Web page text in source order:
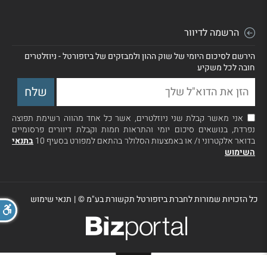
הרשמה לדיוור
הירשם לסיכום היומי של שוק ההון ולמבזקים של ביזפורטל - ניוזלטרים
חובה לכל משקיע
אני מאשר קבלת שני ניוזלטרים, אשר כל אחד מהווה רשימת תפוצה
נפרדת, בנושאים סיכום יומי והתראות חמות וקבלת דיוורים פרסומיים
בדואר אלקטרוני ו/ או באמצעות הסלולר בהתאם למפורט בסעיף 10
בתנאי
השימוש
כל הזכויות שמורות לחברת ביזפורטל תקשורת בע"מ ©| תנאי שימוש